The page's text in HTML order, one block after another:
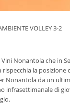
VOLLEY 3-2
Nonantola che in
la posizione
Nonantola da un
infrasettimanale di